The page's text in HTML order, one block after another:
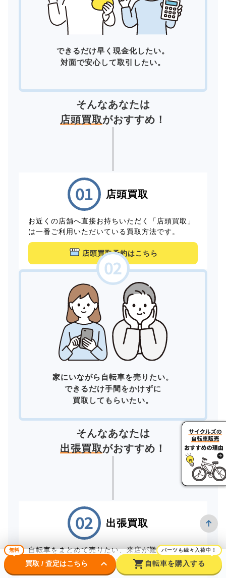
できるだけ早く現金化したい。
対面で安心して取引したい。
そんなあなたは
店頭買取がおすすめ！
店頭買取
お近くの店舗へ直接お持ちいただく「店頭買取」
は一番ご利用いただいている買取方法です。
店頭買取予約はこちら
家にいながら自転車を売りたい。
できるだけ手間をかけずに
買取してもらいたい。
そんなあなたは
出張買取がおすすめ！
出張買取
自転車をまとめて売りたい、来店が難しいお客様
は、スタッフが直接お伺いする出張買取をご利用
無料
買取 / 査定はこちら keyboard_arrow_down shopping_cart
パーツも続々入荷中！
自転車を購入する